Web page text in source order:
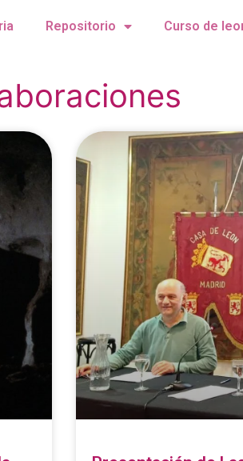
Repositorio Curso de